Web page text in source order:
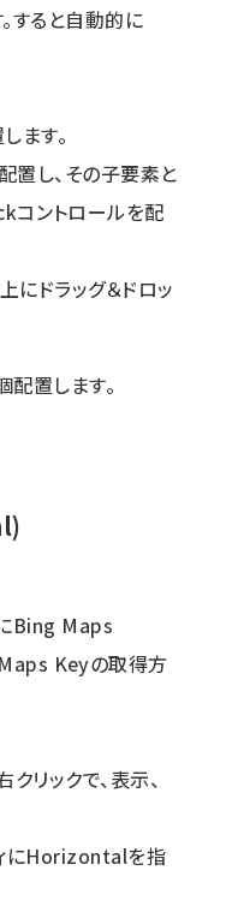
すると自動的に
ます。
置し、その子要素と
コントロールを配
ドラッグ＆ドロッ
置します。
Bing Maps
Keyの取得方
リックで、表示、
にHorizontalを指